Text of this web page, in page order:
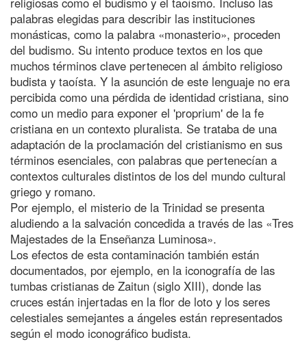
palabras elegidas para describir las instituciones
monásticas, como la palabra «monasterio», proceden
del budismo. Su intento produce textos en los que
muchos términos clave pertenecen al ámbito religioso
budista y taoísta. Y la asunción de este lenguaje no era
percibida como una pérdida de identidad cristiana, sino
como un medio para exponer el 'proprium' de la fe
cristiana en un contexto pluralista. Se trataba de una
adaptación de la proclamación del cristianismo en sus
términos esenciales, con palabras que pertenecían a
contextos culturales distintos de los del mundo cultural
griego y romano.
Por ejemplo, el misterio de la Trinidad se presenta
aludiendo a la salvación concedida a través de las «Tres
Majestades de la Enseñanza Luminosa».
Los efectos de esta contaminación también están
documentados, por ejemplo, en la iconografía de las
tumbas cristianas de Zaitun (siglo XIII), donde las
cruces están injertadas en la flor de loto y los seres
celestiales semejantes a ángeles están representados
según el modo iconográfico budista.